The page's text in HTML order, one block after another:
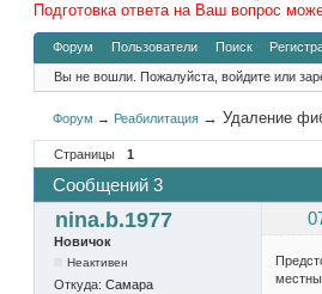
Подготовка ответа на Ваш вопрос
Форум Пользователи Поиск
Вы не вошли. Пожалуйста, войдите или
Форум → Реабилитация →Удаление
Страницы 1
Сообщений 3
nina.b.1977
Новичок
Неактивен
Откуда: Самара